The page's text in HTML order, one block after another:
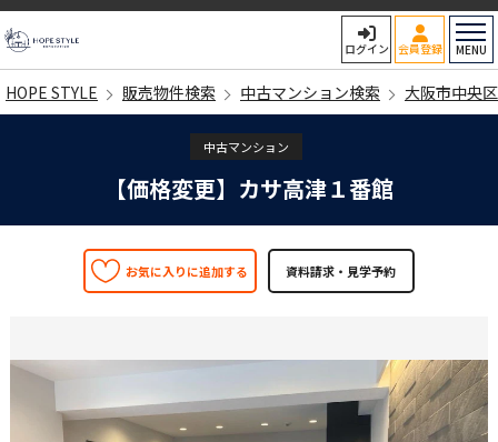
ログイン 会員登録 MENU
HOPE STYLE 販売物件検索 中古マンション検索 大阪市中央
中古マンション
【価格変更】カサ高津１番館
お気に入りに追加する